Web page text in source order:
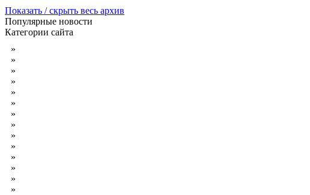
Показать / скрыть весь архив
Популярные новости
Категории сайта
»
»
»
»
»
»
»
»
»
»
»
»
»
»